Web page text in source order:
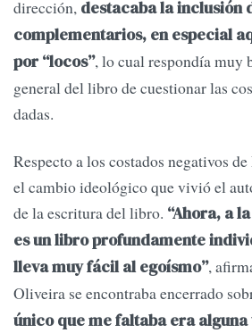
dirección, destacaba la inclusión
complementarios, en especial
por “locos”, lo cual respondía muy
general del libro de cuestionar las
dadas.
Respecto a los costados negativos
el cambio ideológico que vivió el
de la escritura del libro. “Ahora, a
es un libro profundamente
lleva muy fácil al egoísmo”,
Oliveira se encontraba encerrado
único que me faltaba era alguna